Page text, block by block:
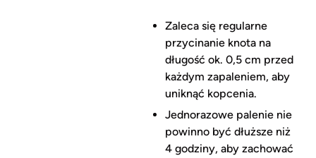
Zaleca się regularne
przycinanie knota na
długość ok. 0,5 cm przed
każdym zapaleniem, aby
uniknąć kopcenia.
Jednorazowe palenie nie
powinno być dłuższe niż
4 godziny, aby zachować